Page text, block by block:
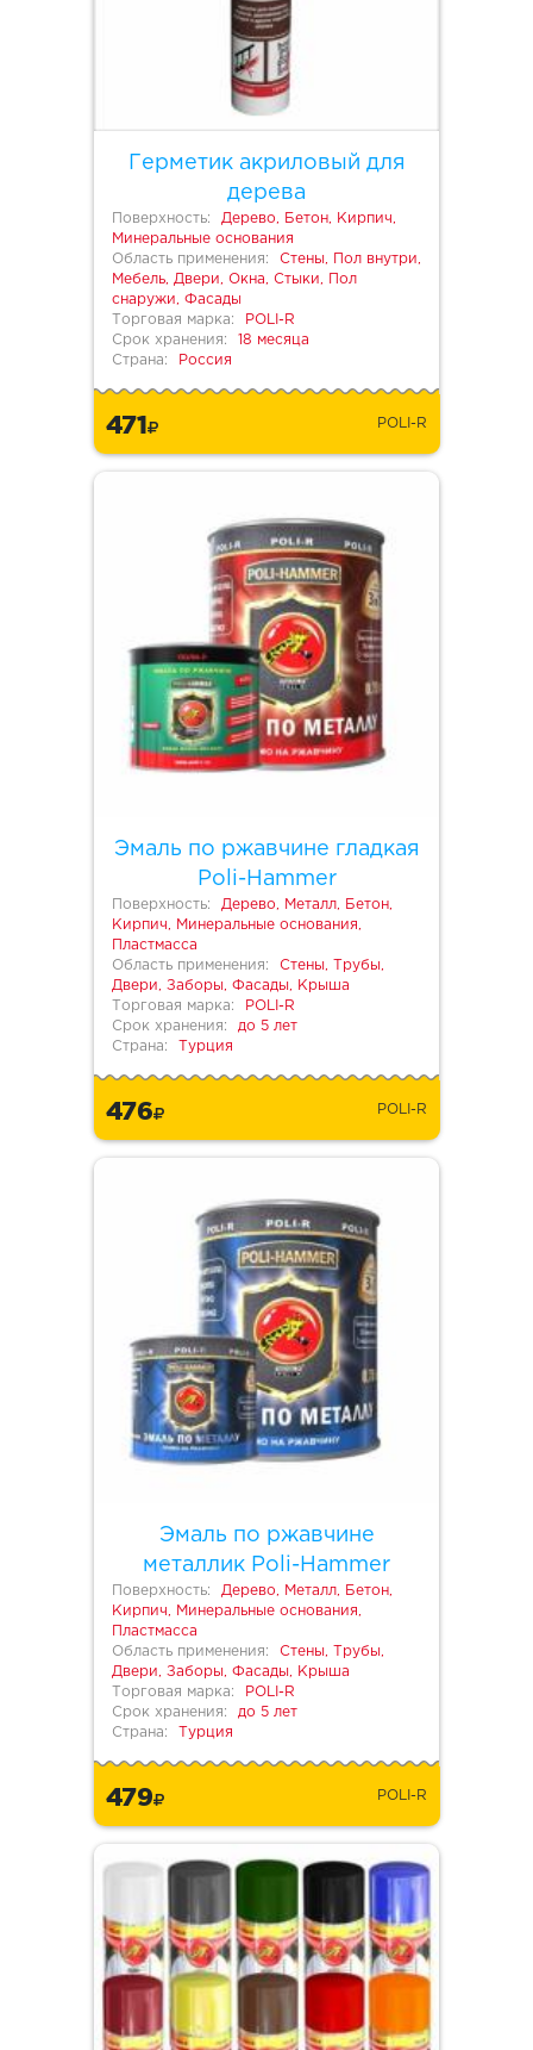
Герметик акриловый для
дерева
Поверхность:
Дерево, Бетон, Кирпич,
Минеральные основания
Область применения:
Стены, Пол внутри,
Мебель, Двери, Окна, Стыки, Пол
снаружи, Фасады
Торговая марка:
POLI-R
Срок хранения:
18 месяца
Страна:
Россия
471 POLI-R
Эмаль по ржавчине гладкая
Poli-Hammer
Поверхность:
Дерево, Металл, Бетон,
Кирпич, Минеральные основания,
Пластмасса
Область применения:
Стены, Трубы,
Двери, Заборы, Фасады, Крыша
Торговая марка:
POLI-R
Срок хранения:
до 5 лет
Страна:
Турция
476 POLI-R
Эмаль по ржавчине
металлик Poli-Hammer
Поверхность:
Дерево, Металл, Бетон,
Кирпич, Минеральные основания,
Пластмасса
Область применения:
Стены, Трубы,
Двери, Заборы, Фасады, Крыша
Торговая марка:
POLI-R
Срок хранения:
до 5 лет
Страна:
Турция
479 POLI-R